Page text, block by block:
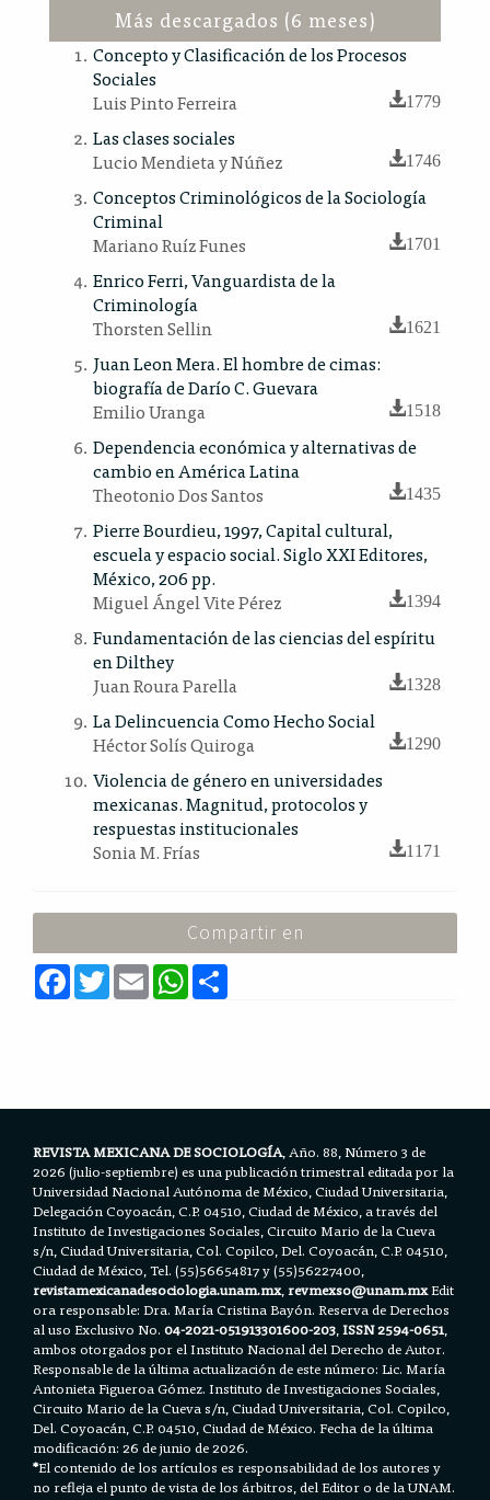
Más descargados (6 meses)
Concepto y Clasificación de los Procesos
Sociales
Luis Pinto Ferreira
1779
Las clases sociales
Lucio Mendieta y Núñez
1746
Conceptos Criminológicos de la Sociología
Criminal
Mariano Ruíz Funes
1701
Enrico Ferri, Vanguardista de la
Criminología
Thorsten Sellin
1621
Juan Leon Mera. El hombre de cimas:
biografía de Darío C. Guevara
Emilio Uranga
1518
Dependencia económica y alternativas de
cambio en América Latina
Theotonio Dos Santos
1435
Pierre Bourdieu, 1997, Capital cultural,
escuela y espacio social. Siglo XXI Editores,
México, 206 pp.
Miguel Ángel Vite Pérez
1394
Fundamentación de las ciencias del espíritu
en Dilthey
Juan Roura Parella
1328
La Delincuencia Como Hecho Social
Héctor Solís Quiroga
1290
Violencia de género en universidades
mexicanas. Magnitud, protocolos y
respuestas institucionales
Sonia M. Frías
1171
Compartir en
F
a
c
T
w
E
m
a
W
h
a
REVISTA MEXICANA DE SOCIOLOGÍA, Año. 88, Número 3 de
2026 (julio-septiembre) es una publicación trimestral editada por la
Universidad Nacional Autónoma de México, Ciudad Universitaria,
Delegación Coyoacán, C.P. 04510, Ciudad de México, a través del
Instituto de Investigaciones Sociales, Circuito Mario de la Cueva
s/n, Ciudad Universitaria, Col. Copilco, Del. Coyoacán, C.P. 04510,
Ciudad de México, Tel. (55)56654817 y (55)56227400,
revistamexicanadesociologia.unam.mx,revmexso@unam.mxEdit
ora responsable: Dra. María Cristina Bayón. Reserva de Derechos
al uso Exclusivo No.04-2021-051913301600-203,ISSN 2594-0651,
ambos otorgados por el Instituto Nacional del Derecho de Autor.
Responsable de la última actualización de este número: Lic. María
Antonieta Figueroa Gómez. Instituto de Investigaciones Sociales,
Circuito Mario de la Cueva s/n, Ciudad Universitaria, Col. Copilco,
Del. Coyoacán, C.P. 04510, Ciudad de México. Fecha de la última
modificación: 26 de junio de 2026.
*El contenido de los artículos es responsabilidad de los autores y
no refleja el punto de vista de los árbitros, del Editor o de la UNAM.